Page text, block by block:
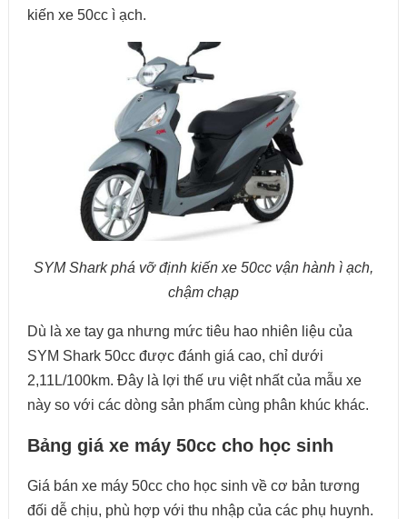
kiến xe 50cc ì ạch.
SYM Shark phá vỡ định kiến xe 50cc vận hành ì ạch,
chậm chạp
Dù là xe tay ga nhưng mức tiêu hao nhiên liệu của
SYM Shark 50cc được đánh giá cao, chỉ dưới
2,11L/100km. Đây là lợi thế ưu việt nhất của mẫu xe
này so với các dòng sản phẩm cùng phân khúc khác.
Bảng giá xe máy 50cc cho học sinh
Giá bán xe máy 50cc cho học sinh về cơ bản tương
đối dễ chịu, phù hợp với thu nhập của các phụ huynh.